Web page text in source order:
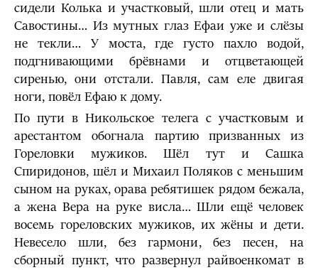
сидели Колька и участковый, шли отец и мать
Савостины… Из мутных глаз Ефаи уже и слёзы
не текли… У моста, где густо пахло водой,
подгнивающими брёвнами и отцветающей
сиренью, они отстали. Павля, сам еле двигая
ноги, повёл Ефаю к дому.
По пути в Никольское телега с участковым и
арестантом обогнала партию призванных из
Гореловки мужиков. Шёл тут и Сашка
Спиридонов, шёл и Михаил Поляков с меньшим
сыном на руках, орава ребятишек рядом бежала,
а жена Вера на руке висла… Шли ещё человек
восемь гореловских мужиков, их жёны и дети.
Невесело шли, без гармони, без песен, на
сборный пункт, что развернул райвоенкомат в